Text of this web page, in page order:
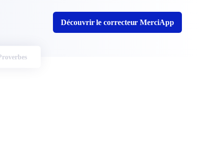
Découvrir le correcteur MerciApp